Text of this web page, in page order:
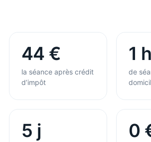
44 €
la séance après crédit
d’impôt
1 h
de
5 j 0